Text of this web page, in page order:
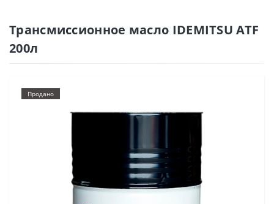
Трансмиссионное масло IDEMITSU ATF
200л
Продано